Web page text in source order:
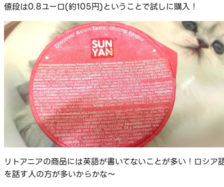
値段は0.8ユーロ(約105円)ということで試しに購入！
リトアニアの商品には英語が書いてないことが多い！ロシア
を話す人の方が多いからかな～